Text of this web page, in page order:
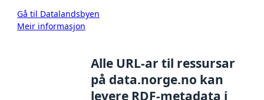
Gå til Datalandsbyen
Meir informasjon
Alle URL-ar til ressursar
på data.norge.no kan
levere RDF-metadata i